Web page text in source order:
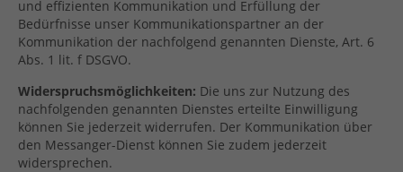
und effizienten Kommunikation und Erfüllung der
Bedürfnisse unser Kommunikationspartner an der
Kommunikation der nachfolgend genannten Dienste, Art. 6
Abs. 1 lit. f DSGVO.
Widerspruchsmöglichkeiten: Die uns zur Nutzung des
nachfolgenden genannten Dienstes erteilte Einwilligung
können Sie jederzeit widerrufen. Der Kommunikation über
den Messanger-Dienst können Sie zudem jederzeit
widersprechen.